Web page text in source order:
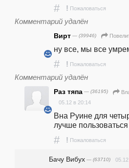
# ! Пожаловаться
Комментарий удалён
Вирт — (39946)
ну все, мы все
# ! Пожаловаться
Комментарий удалён
Раз тяпа — (36195)
05.12 в 20:14
Вна Руине для
лучше
# ! Пожаловаться
Бачу Вибух — (63710)